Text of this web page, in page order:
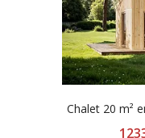
Chalet 20 m²